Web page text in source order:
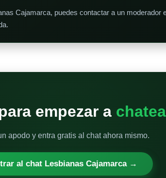
Cajamarca, puedes contactar a un moderador
empezar a
apodo y entra gratis al chat ahora mismo.
al chat Lesbianas Cajamarca →